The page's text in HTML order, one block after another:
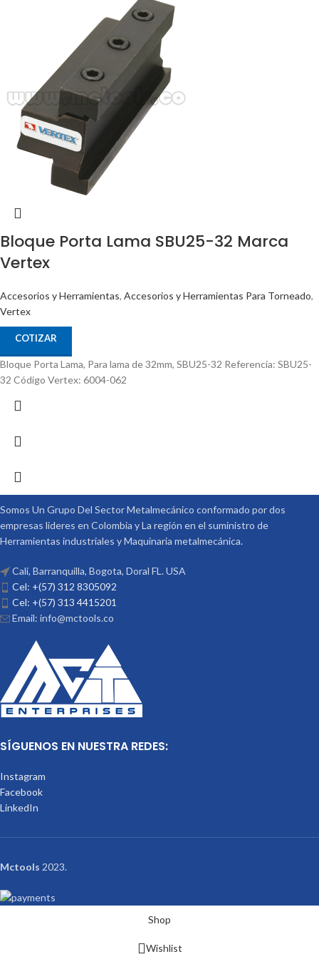
Bloque Porta Lama SBU25-32 Marca
Vertex
Accesorios y Herramientas, Accesorios y Herramientas Para Torneado,
Vertex
COTIZAR
Bloque Porta Lama, Para lama de 32mm, SBU25-32 Referencia: SBU25-
32 Código Vertex: 6004-062
Somos Un Grupo Del Sector Metalmecánico conformado por dos
empresas lideres en Colombia y La región en el suministro de
Herramientas industriales y Maquinaria metalmecánica.
Cali, Barranquilla, Bogota, Doral FL. USA
Cel: +(57) 312 8305092
Cel: +(57) 313 4415201
Email: info@mctools.co
SÍGUENOS EN NUESTRA REDES:
Instagram
Facebook
LinkedIn
Mctools 2023.
Shop
Wishlist